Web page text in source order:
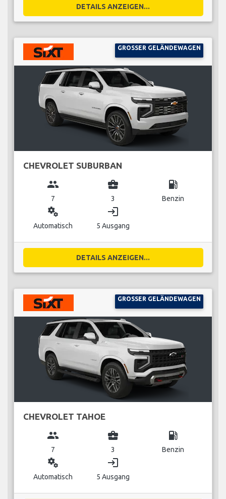
DETAILS ANZEIGEN...
GROSSER GELÄNDEWAGEN
CHEVROLET SUBURBAN
group
7
business_center
3
local_gas_station
Benzin
miscellaneous_services
Automatisch
login
5 Ausgang
DETAILS ANZEIGEN...
GROSSER GELÄNDEWAGEN
CHEVROLET TAHOE
group
7
business_center
3
local_gas_station
Benzin
miscellaneous_services
Automatisch
login
5 Ausgang